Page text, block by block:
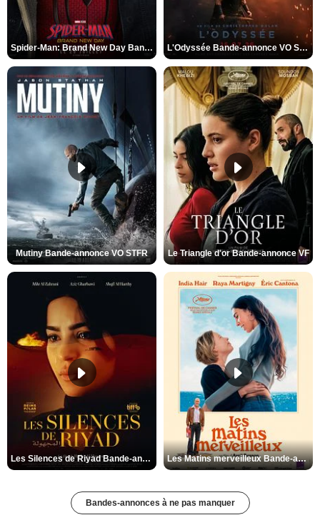
Spider-Man: Brand New Day Bande-annonce VO STFR L'Odyssée Bande-annonce VO STFR
Mutiny Bande-annonce VO STFR Le Triangle d'or Bande-annonce VF
Les Silences de Riyad Bande-annonce VO STFR Les Matins merveilleux Bande-annonce VF
Bandes-annonces à ne pas manquer